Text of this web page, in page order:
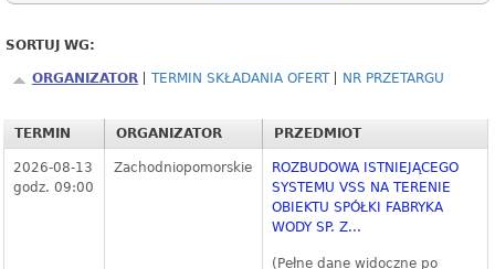
SORTUJ WG:
ORGANIZATOR TERMIN SKŁADANIA OFERT NR PRZETARGU
TERMIN ORGANIZATOR PRZEDMIOT
2026-08-13
godz. 09:00
Zachodniopomorskie
ROZBUDOWA ISTNIEJĄCEGO
SYSTEMU VSS NA TERENIE
OBIEKTU SPÓŁKI FABRYKA
WODY SP. Z...
(Pełne dane widoczne po